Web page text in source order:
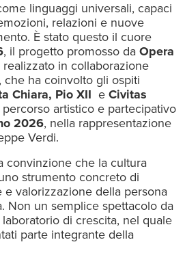
linguaggi universali, capaci
relazioni e nuove
È stato questo il cuore
, il progetto promosso da Opera
realizzato in collaborazione
, che ha coinvolto gli ospiti
Chiara, Pio XII e Civitas
artistico e partecipativo
2026, nella rappresentazione
Verdi.
convinzione che la cultura
strumento concreto di
e valorizzazione della persona
Non un semplice spettacolo da
di crescita, nel quale
parte integrante della